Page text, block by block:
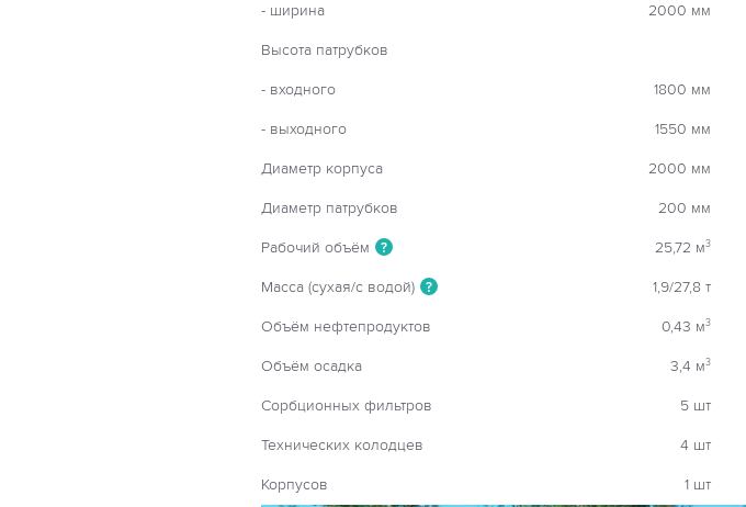
- ширина 2000 мм
Высота патрубков
- входного 1800 мм
- выходного 1550 мм
Диаметр корпуса 2000 мм
Диаметр патрубков 200 мм
Рабочий объём ? 25,72 м3
Масса (сухая/с водой) ? 1,9/27,8 т
Объём нефтепродуктов 0,43 м3
Объём осадка 3,4 м3
Сорбционных фильтров 5 шт
Технических колодцев 4 шт
Корпусов 1 шт